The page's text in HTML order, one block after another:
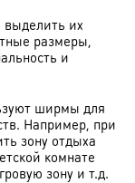
их
размеры,
и
ширмы для
Например, при
зону отдыха
комнате
зону и т.д.